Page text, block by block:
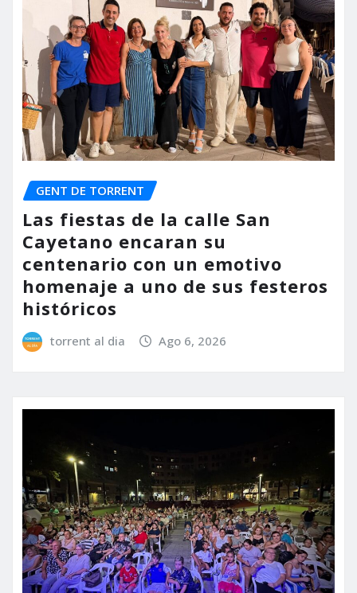
GENT DE TORRENT
Las fiestas de la calle San
Cayetano encaran su
centenario con un emotivo
homenaje a uno de sus festeros
históricos
torrent al dia Ago 6, 2026